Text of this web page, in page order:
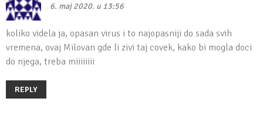
6. maj 2020. u 13:56
koliko videla ja, opasan virus i to najopasniji do sada svih
vremena, ovaj Milovan gde li zivi taj covek, kako bi mogla doci
do njega, treba miiiiiiii
REPLY